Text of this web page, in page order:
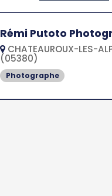
Rémi Putoto
CHATEAUROUX-LES-
(05380)
Photographe